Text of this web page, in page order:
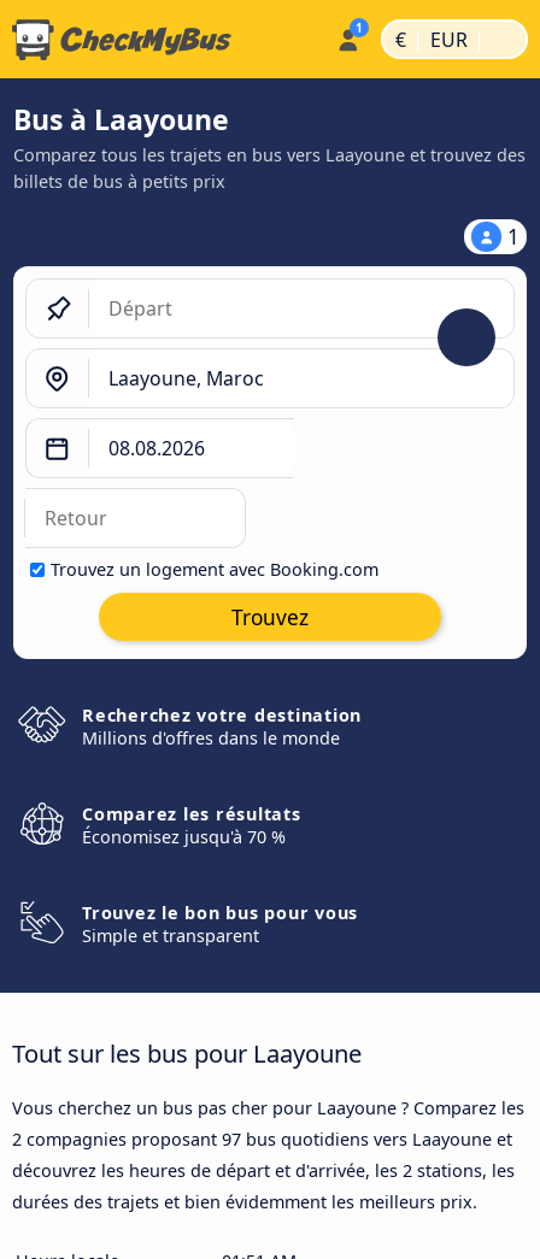
€ | EUR |
Bus à Laayoune
Comparez tous les trajets en bus vers Laayoune et trouvez des
billets de bus à petits prix
1
Trouvez un logement avec Booking.com
Trouvez
Recherchez votre destination
Millions d'offres dans le monde
Comparez les résultats
Économisez jusqu'à 70 %
Trouvez le bon bus pour vous
Simple et transparent
Tout sur les bus pour Laayoune
Vous cherchez un bus pas cher pour Laayoune ? Comparez les
2 compagnies proposant 97 bus quotidiens vers Laayoune et
découvrez les heures de départ et d'arrivée, les 2 stations, les
durées des trajets et bien évidemment les meilleurs prix.